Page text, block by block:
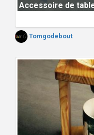
Accessoire de
Tomgodebout